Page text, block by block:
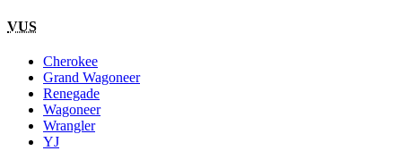
VUS
Cherokee
Grand Wagoneer
Renegade
Wagoneer
Wrangler
YJ